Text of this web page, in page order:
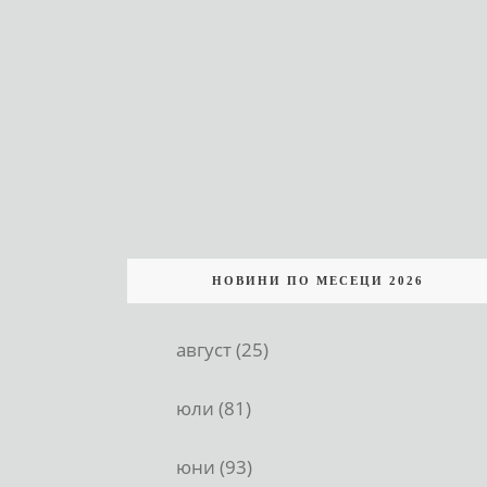
НОВИНИ ПО МЕСЕЦИ 2026
август (25)
юли (81)
юни (93)